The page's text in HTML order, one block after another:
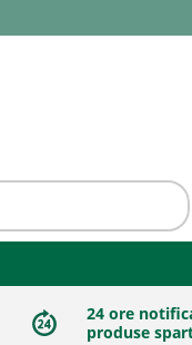
24 ore
produse